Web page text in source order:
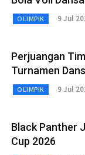
OLIMPIK 9 Jul
Perjuangan
Turnamen
OLIMPIK 9 Jul
Black Panther
Cup 2026